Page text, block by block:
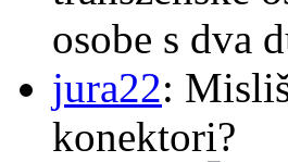
osobe s dva
jura22:
konektori?